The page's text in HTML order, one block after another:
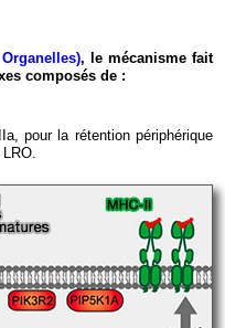
, le mécanisme fait
composés de :
pour la rétention périphérique